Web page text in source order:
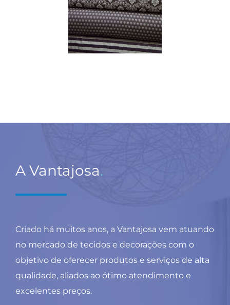
A Vantajosa.
Criado há muitos anos, a Vantajosa vem atuando
no mercado de tecidos e decorações com o
objetivo de oferecer produtos e serviços de alta
qualidade, aliados ao ótimo atendimento e
excelentes preços.